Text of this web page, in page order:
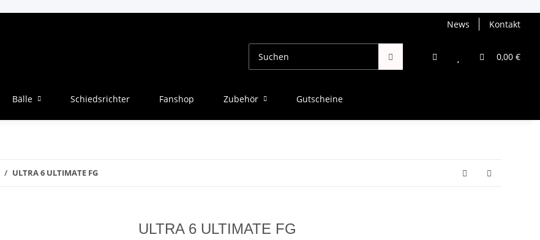
News
Kontakt
0,00 €
Bälle Schiedsrichter Fanshop Zubehör Gutscheine
ULTRA 6 ULTIMATE FG
ULTRA 6 ULTIMATE FG